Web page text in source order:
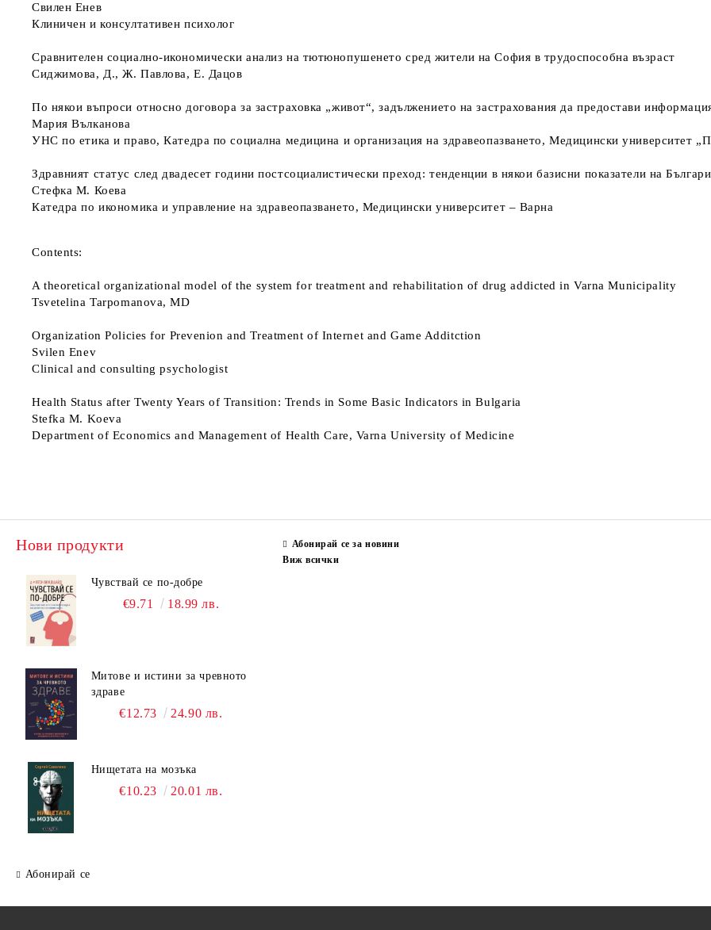
Свилен Енев
Клиничен и консултативен психолог
Сравнителен социално-икономически анализ на тютюнопушенето сред жители на София в трудоспособна възраст
Сиджимова, Д., Ж. Павлова, Е. Дацов
По някои въпроси относно договора за застраховка „живот“, задължението на застрахования да предостави
Мария Вълканова
УНС по етика и право, Катедра по социална медицина и организация на здравеопазването, Медицински университет
Здравният статус след двадесет години постсоциалистически преход: тенденции в някои базисни показатели на
Стефка М. Коева
Катедра по икономика и управление на здравеопазването, Медицински университет – Варна
Сontents:
A theoretical organizational model of the system for treatment and rehabilitation of drug addicted in Varna Municipality
Tsvetelina Tarpomanova, MD
Organization Policies for Prevenion and Treatment of Internet and Game Additction
Svilen Enev
Clinical and consulting psychologist
Health Status after Twenty Years of Transition: Trends in Some Basic Indicators in Bulgaria
Stefka M. Koeva
Department of Economics and Management of Health Care, Varna University of Medicine
Нови продукти
Чувствай се по-добре
€9.71 18.99 лв.
Митове и истини за чревното
здраве
€12.73 24.90 лв.
Нищетата на мозъка
€10.23 20.01 лв.
Абонирай се
Абонирай се за новини
Виж всички